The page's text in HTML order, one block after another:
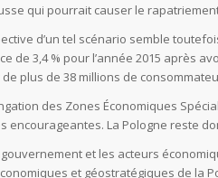
qui pourrait causer le
d’un tel scénario semble
de 3,4 % pour l’année 2015 après
plus de 38 millions de
des Zones Économiques
encourageantes. La Pologne reste
et les acteurs
et géostratégiques de la